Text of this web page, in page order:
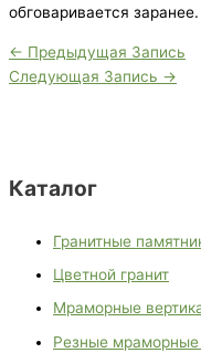
Каталог
Гранитные
Цветной гранит
Мраморные
Резные мраморные
обговаривается заранее.
← Предыдущая Запись
Следующая Запись →